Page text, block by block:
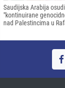
Saudijska Arabija
"kontinuirane
nad Palestincima u